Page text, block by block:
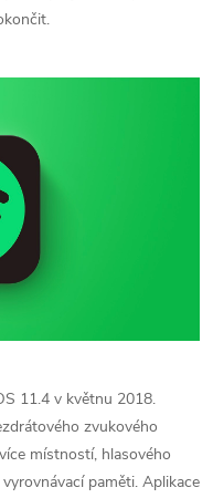
11.4 v květnu 2018.
zvukového
místností, hlasového
paměti. Aplikace